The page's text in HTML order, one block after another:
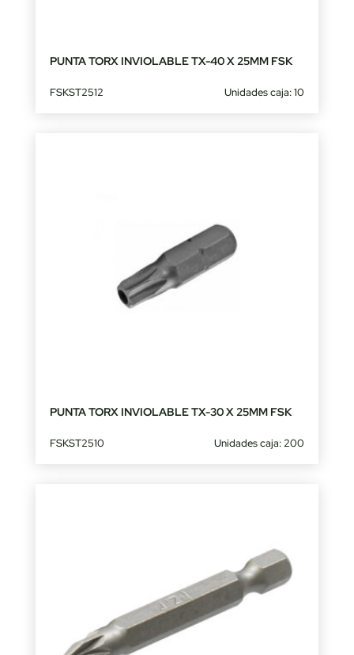
PUNTA TORX INVIOLABLE TX-40 X 25MM FSK
FSKST2512 Unidades caja: 10
PUNTA TORX INVIOLABLE TX-30 X 25MM FSK
FSKST2510 Unidades caja: 200